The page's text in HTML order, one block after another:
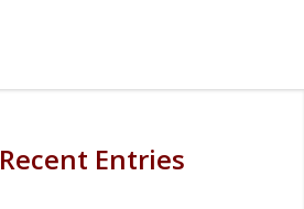
Entries